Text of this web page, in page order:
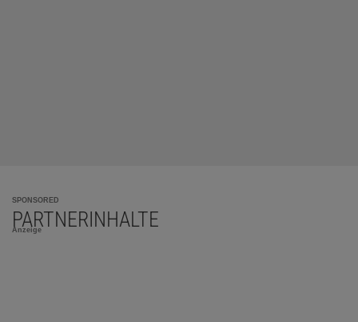
SPONSORED
PARTNERINHALTE
Anzeige